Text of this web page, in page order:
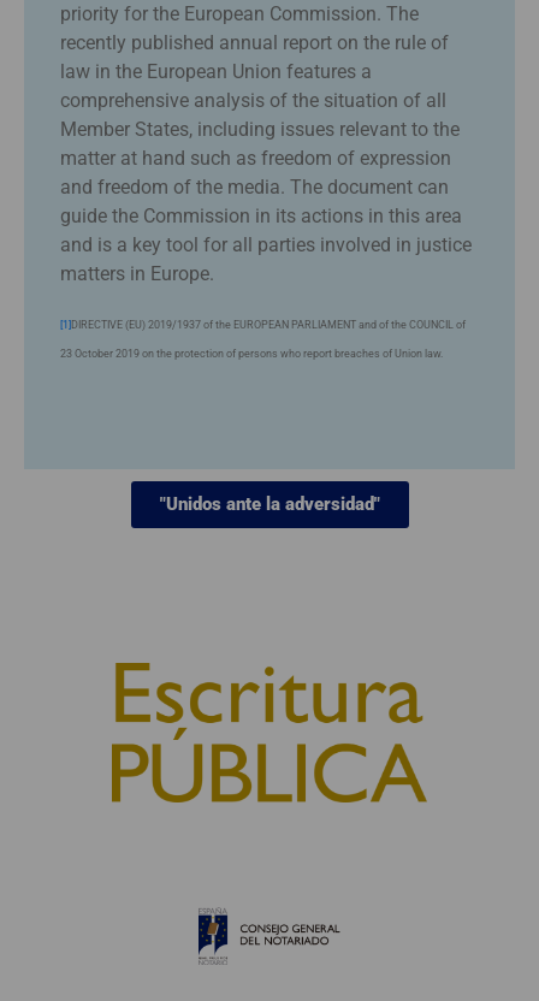
priority for the European Commission. The
recently published annual report on the rule of
law in the European Union features a
comprehensive analysis of the situation of all
Member States, including issues relevant to the
matter at hand such as freedom of expression
and freedom of the media. The document can
guide the Commission in its actions in this area
and is a key tool for all parties involved in justice
matters in Europe.
[1] DIRECTIVE (EU) 2019/1937 of the EUROPEAN PARLIAMENT and of the COUNCIL of
23 October 2019 on the protection of persons who report breaches of Union law.
"Unidos ante la adversidad"